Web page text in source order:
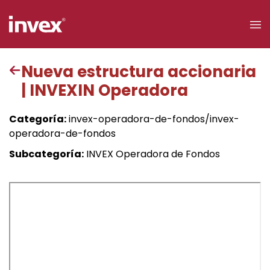
Acceso a
Buscar
Nueva estructura accionaria
| INVEXIN Operadora
Categoría:invex-operadora-de-fondos/invex-
operadora-de-fondos
Subcategoría: INVEX Operadora de Fondos